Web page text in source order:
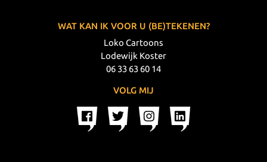
WAT KAN IK VOOR U (BE)TEKENEN?
Loko Cartoons
Lodewijk Koster
06 33 63 60 14
VOLG MIJ